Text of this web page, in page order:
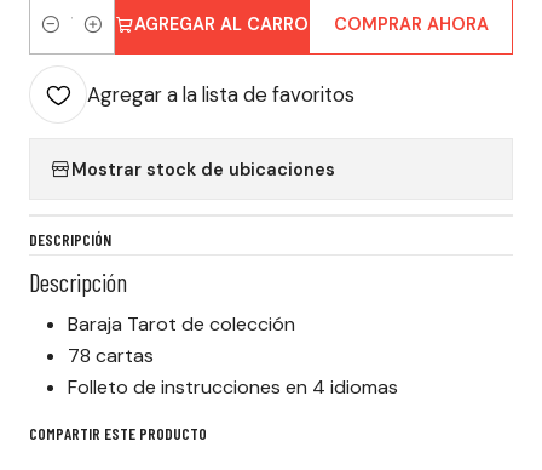
Cantidad
AGREGAR AL CARRO COMPRAR AHORA
Agregar a la lista de favoritos
Mostrar stock de ubicaciones
DESCRIPCIÓN
Descripción
Baraja Tarot de colección
78 cartas
Folleto de instrucciones en 4 idiomas
COMPARTIR ESTE PRODUCTO